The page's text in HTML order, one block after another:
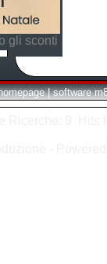
gli sconti
| software